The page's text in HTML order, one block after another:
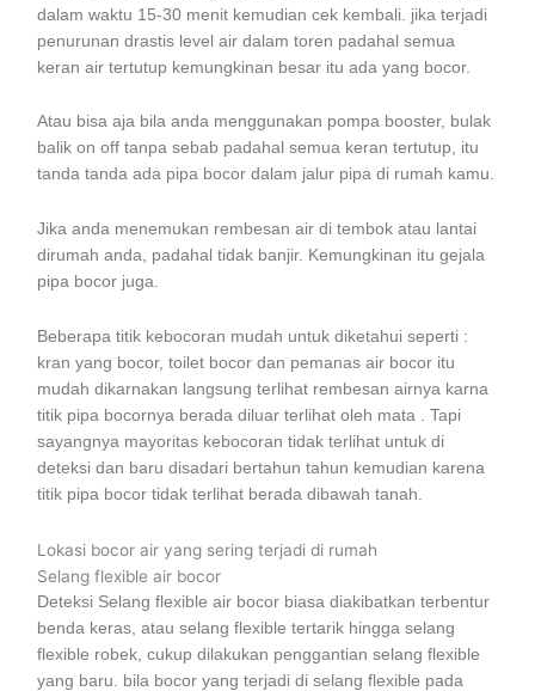
dalam waktu 15-30 menit kemudian cek kembali. jika terjadi
penurunan drastis level air dalam toren padahal semua
keran air tertutup kemungkinan besar itu ada yang bocor.
Atau bisa aja bila anda menggunakan pompa booster, bulak
balik on off tanpa sebab padahal semua keran tertutup, itu
tanda tanda ada pipa bocor dalam jalur pipa di rumah kamu.
Jika anda menemukan rembesan air di tembok atau lantai
dirumah anda, padahal tidak banjir. Kemungkinan itu gejala
pipa bocor juga.
Beberapa titik kebocoran mudah untuk diketahui seperti :
kran yang bocor, toilet bocor dan pemanas air bocor itu
mudah dikarnakan langsung terlihat rembesan airnya karna
titik pipa bocornya berada diluar terlihat oleh mata . Tapi
sayangnya mayoritas kebocoran tidak terlihat untuk di
deteksi dan baru disadari bertahun tahun kemudian karena
titik pipa bocor tidak terlihat berada dibawah tanah.
Lokasi bocor air yang sering terjadi di rumah
Selang flexible air bocor
Deteksi Selang flexible air bocor biasa diakibatkan terbentur
benda keras, atau selang flexible tertarik hingga selang
flexible robek, cukup dilakukan penggantian selang flexible
yang baru. bila bocor yang terjadi di selang flexible pada